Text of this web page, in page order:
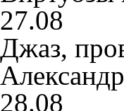
27.08
Джаз,
28.08